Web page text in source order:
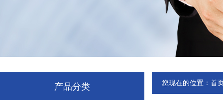
产品分类 您现在的位置： 首